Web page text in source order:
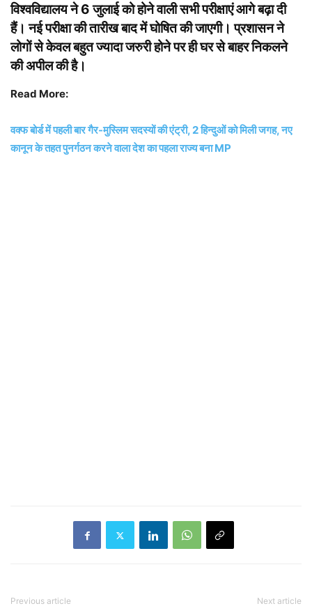
विश्वविद्यालय ने 6 जुलाई को होने वाली सभी परीक्षाएं आगे बढ़ा दी
हैं। नई परीक्षा की तारीख बाद में घोषित की जाएगी। प्रशासन ने
लोगों से केवल बहुत ज्यादा जरुरी होने पर ही घर से बाहर निकलने
की अपील की है।
Read More:
वक्फ बोर्ड में पहली बार गैर-मुस्लिम सदस्यों की एंट्री, 2 हिन्दुओं को मिली जगह, नए
कानून के तहत पुनर्गठन करने वाला देश का पहला राज्य बना MP
Previous article Next article